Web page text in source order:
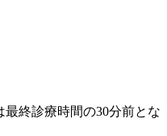
終診療時間の30分前とな